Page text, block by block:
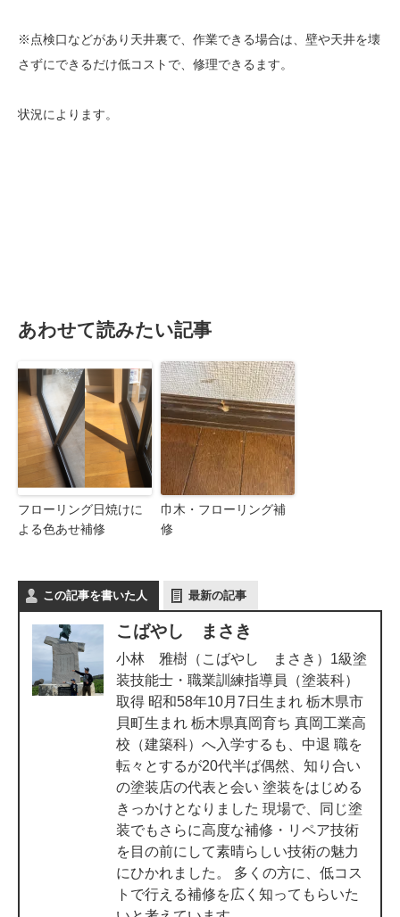
※点検口などがあり天井裏で、作業できる場合は、壁や天井を壊
さずにできるだけ低コストで、修理できるます。
状況によります。
あわせて読みたい記事
フローリング日焼けに
よる色あせ補修
巾木・フローリング補
修
この記事を書いた人 最新の記事
こばやし まさき
小林 雅樹（こばやし まさき）1級塗
装技能士・職業訓練指導員（塗装科）
取得 昭和58年10月7日生まれ 栃木県市
貝町生まれ 栃木県真岡育ち 真岡工業高
校（建築科）へ入学するも、中退 職を
転々とするが20代半ば偶然、知り合い
の塗装店の代表と会い 塗装をはじめる
きっかけとなりました 現場で、同じ塗
装でもさらに高度な補修・リペア技術
を目の前にして素晴らしい技術の魅力
にひかれました。 多くの方に、低コス
トで行える補修を広く知ってもらいた